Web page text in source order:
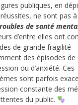
publiques, en
ne sont pas à
de santé
d’entre elles ont
de grande fragilité
des épisodes de
ou d’anxiété. Ces
sont parfois
constante des
du public.